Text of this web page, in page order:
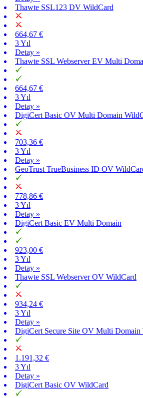
Thawte SSL123 DV WildCard
664,67 €
3 Yıl
Detay »
Thawte SSL Webserver EV Multi
664,67 €
3 Yıl
Detay »
DigiCert Basic OV Multi Domain
703,36 €
3 Yıl
Detay »
GeoTrust TrueBusiness ID OV
778,86 €
3 Yıl
Detay »
DigiCert Basic EV Multi Domain
923,00 €
3 Yıl
Detay »
Thawte SSL Webserver OV WildCard
934,24 €
3 Yıl
Detay »
DigiCert Secure Site OV Multi Domain
1.191,32 €
3 Yıl
Detay »
DigiCert Basic OV WildCard